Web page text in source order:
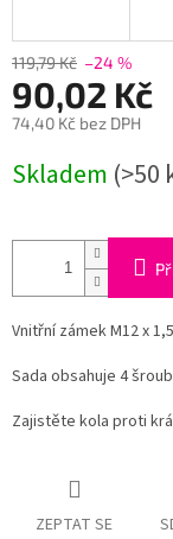
119,79 Kč –24 %
90,02 Kč
74,40 Kč bez DPH
cena:
Skladem (>50
Vnitřní zámek M12 x
Sada obsahuje 4
Zajistěte kola proti
ZEPTAT SE